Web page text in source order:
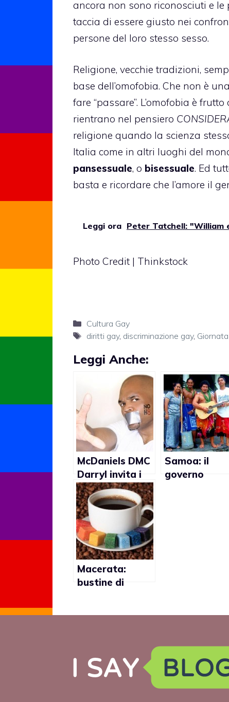
ancora non sono riconosciuti e le
taccia di essere giusto nei
persone del loro stesso sesso.
Religione, vecchie tradizioni,
base dell’omofobia. Che non è
fare “passare”. L’omofobia è
rientrano nel pensiero
religione quando la scienza
Italia come in altri luoghi del
pansessuale, o bisessuale. Ed
basta e ricordare che l’amore il
Leggi ora Peter Tatchell: "William
Photo Credit | Thinkstock
Categorie
Cultura Gay
Tag
diritti gay, discriminazione gay,
Leggi Anche:
McDaniels DMC
Darryl invita i
rapper a
condannare
l’omofobia
Samoa: il
governo
Macerata:
bustine di